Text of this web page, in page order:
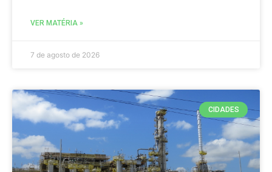
VER MATÉRIA »
7 de agosto de 2026
CIDADES